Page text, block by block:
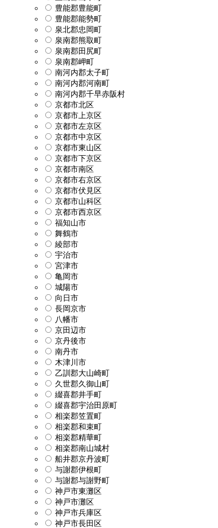
豊能郡豊能町
豊能郡能勢町
泉北郡忠岡町
泉南郡熊取町
泉南郡田尻町
泉南郡岬町
南河内郡太子町
南河内郡河南町
南河内郡千早赤阪村
京都市北区
京都市上京区
京都市左京区
京都市中京区
京都市東山区
京都市下京区
京都市南区
京都市右京区
京都市伏見区
京都市山科区
京都市西京区
福知山市
舞鶴市
綾部市
宇治市
宮津市
亀岡市
城陽市
向日市
長岡京市
八幡市
京田辺市
京丹後市
南丹市
木津川市
乙訓郡大山崎町
久世郡久御山町
綴喜郡井手町
綴喜郡宇治田原町
相楽郡笠置町
相楽郡和束町
相楽郡精華町
相楽郡南山城村
船井郡京丹波町
与謝郡伊根町
与謝郡与謝野町
神戸市東灘区
神戸市灘区
神戸市兵庫区
神戸市長田区